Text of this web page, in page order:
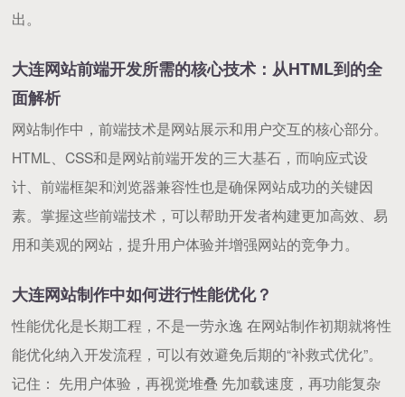
出。
大连网站前端开发所需的核心技术：从HTML到的全
面解析
网站制作中，前端技术是网站展示和用户交互的核心部分。
HTML、CSS和是网站前端开发的三大基石，而响应式设
计、前端框架和浏览器兼容性也是确保网站成功的关键因
素。掌握这些前端技术，可以帮助开发者构建更加高效、易
用和美观的网站，提升用户体验并增强网站的竞争力。
大连网站制作中如何进行性能优化？
性能优化是长期工程，不是一劳永逸 在网站制作初期就将性
能优化纳入开发流程，可以有效避免后期的“补救式优化”。
记住： 先用户体验，再视觉堆叠 先加载速度，再功能复杂